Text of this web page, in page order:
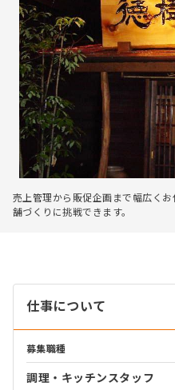
売上管理から販促企画まで幅広く
舗づくりに挑戦できます。
仕事について
募集職種
調理・キッチンスタッフ